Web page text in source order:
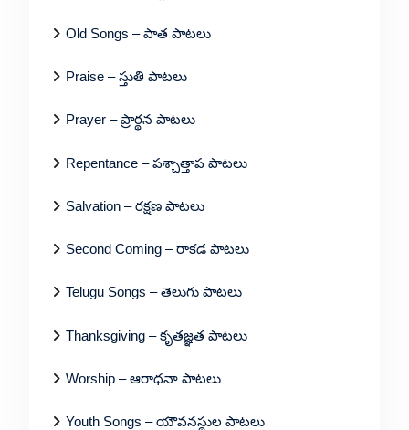
Old Songs – పాత పాటలు
Praise – స్తుతి పాటలు
Prayer – ప్రార్థన పాటలు
Repentance – పశ్చాత్తాప పాటలు
Salvation – రక్షణ పాటలు
Second Coming – రాకడ పాటలు
Telugu Songs – తెలుగు పాటలు
Thanksgiving – కృతజ్ఞత పాటలు
Worship – ఆరాధనా పాటలు
Youth Songs – యౌవనస్థుల పాటలు